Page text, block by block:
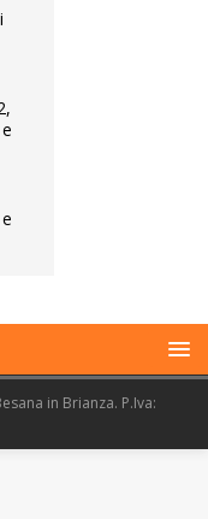
in Brianza. P.Iva: